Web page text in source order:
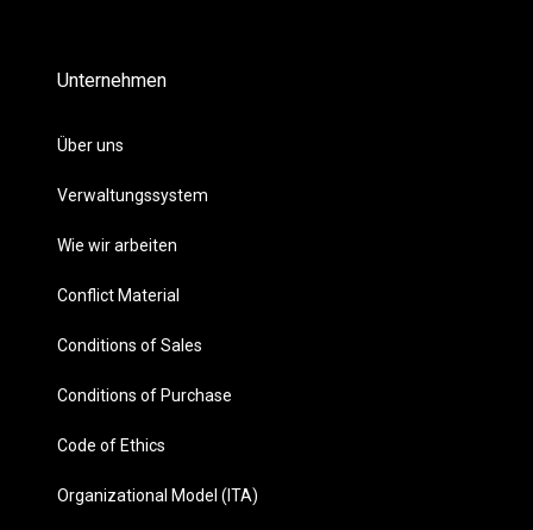
Unternehmen
Über uns
Verwaltungssystem
Wie wir arbeiten
Conflict Material
Conditions of Sales
Conditions of Purchase
Code of Ethics
Organizational Model (ITA)